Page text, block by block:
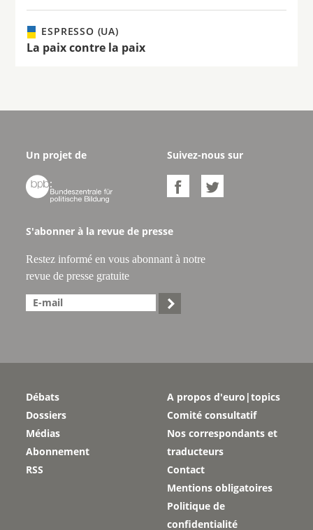
ESPRESSO (UA)
La paix contre la paix
Un projet de

Suivez-nous sur
 
S'abonner à la revue de presse
Restez informé en vous abonnant à notre
revue de presse gratuite

Débats
Dossiers
Médias
Abonnement
RSS
A propos d'euro|topics
Comité consultatif
Nos correspondants et
traducteurs
Contact
Mentions obligatoires
Politique de
confidentialité